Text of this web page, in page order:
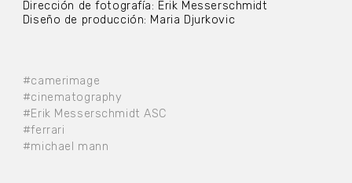
#camerimage
#cinematography
#Erik Messerschmidt ASC
#ferrari
#michael mann
Dirección de fotografía: Erik Messerschmidt
Diseño de producción: Maria Djurkovic